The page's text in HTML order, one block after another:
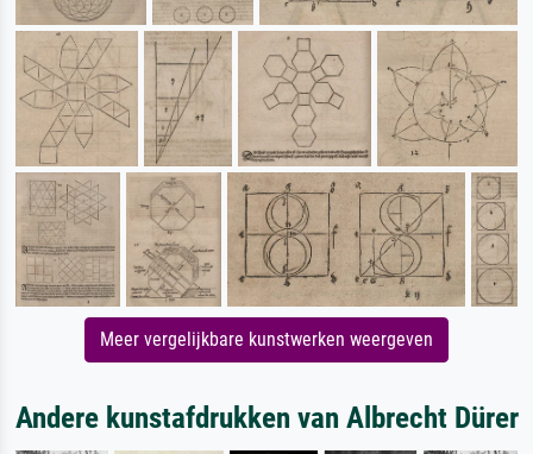
Meer vergelijkbare kunstwerken weergeven
Andere kunstafdrukken van Albrecht Dürer